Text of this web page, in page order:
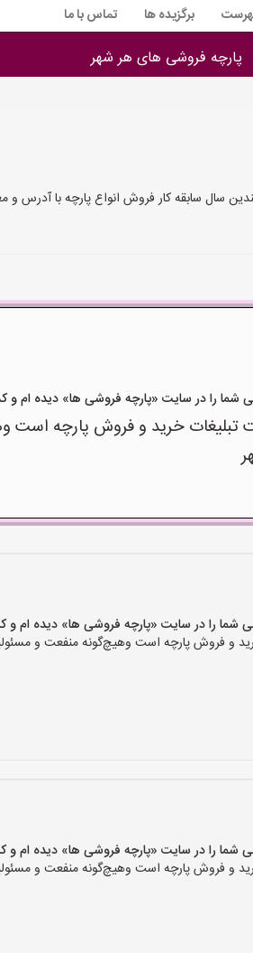
برگزیده ها تماس با ما
پارچه فروشی های هر شهر
سال سابقه کار فروش انواع پارچه با
سایت «پارچه فروشی ها» دیده ام و کد «آگهی-2» را
خرید و فروش پارچه است
سایت «پارچه فروشی ها» دیده ام و کد «آگهی-170» را
و فروش پارچه است وهیچ‌گونه منفعت و
سایت «پارچه فروشی ها» دیده ام و کد «آگهی-165» را
و فروش پارچه است وهیچ‌گونه منفعت و